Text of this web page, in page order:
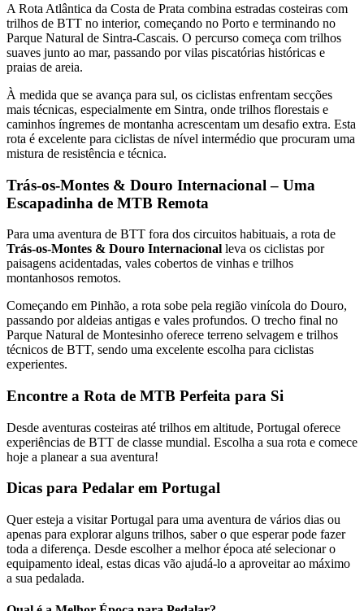
Santiago de Compostela - Caminho Francês de Bicicleta
16 Dias|4/5
Tour Douro Vinhateiro em Bicicleta - Top Bike Tours
8 Dias 4/5
A Rota Atlântica da Costa de Prata combina estradas costeiras com
trilhos de BTT no interior, começando no Porto e terminando no
Parque Natural de Sintra-Cascais. O percurso começa com trilhos
suaves junto ao mar, passando por vilas piscatórias históricas e
praias de areia.
À medida que se avança para sul, os ciclistas enfrentam secções
mais técnicas, especialmente em Sintra, onde trilhos florestais e
caminhos íngremes de montanha acrescentam um desafio extra. Esta
rota é excelente para ciclistas de nível intermédio que procuram uma
mistura de resistência e técnica.
Trás-os-Montes & Douro Internacional – Uma
Escapadinha de MTB Remota
Para uma aventura de BTT fora dos circuitos habituais, a rota de
Trás-os-Montes & Douro Internacional leva os ciclistas por
paisagens acidentadas, vales cobertos de vinhas e trilhos
montanhosos remotos.
Começando em Pinhão, a rota sobe pela região vinícola do Douro,
passando por aldeias antigas e vales profundos. O trecho final no
Parque Natural de Montesinho oferece terreno selvagem e trilhos
técnicos de BTT, sendo uma excelente escolha para ciclistas
experientes.
Encontre a Rota de MTB Perfeita para Si
Desde aventuras costeiras até trilhos em altitude, Portugal oferece
experiências de BTT de classe mundial. Escolha a sua rota e comece
hoje a planear a sua aventura!
Dicas para Pedalar em Portugal
Quer esteja a visitar Portugal para uma aventura de vários dias ou
apenas para explorar alguns trilhos, saber o que esperar pode fazer
toda a diferença. Desde escolher a melhor época até selecionar o
equipamento ideal, estas dicas vão ajudá-lo a aproveitar ao máximo
a sua pedalada.